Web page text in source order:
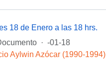
18 de Enero a las 18 hrs.
· -01-18
Aylwin Azócar (1990-1994)